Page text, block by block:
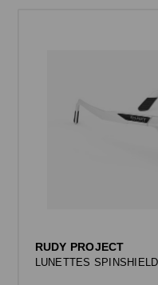
RUDY PROJECT
LUNETTES